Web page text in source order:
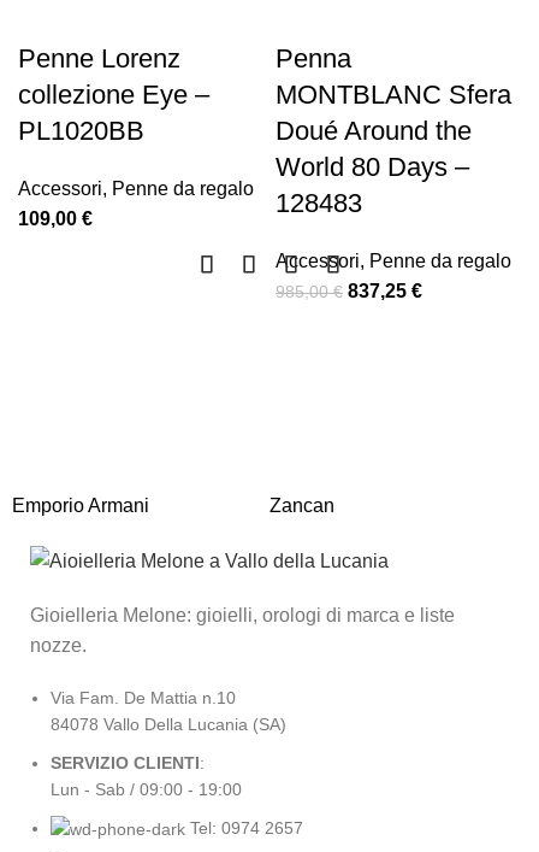
Penne Lorenz
collezione Eye –
PL1020BB
Accessori, Penne da regalo
109,00 €
Penna
MONTBLANC Sfera
Doué Around the
World 80 Days –
128483
Accessori, Penne da regalo
985,00€ 837,25 €
Emporio Armani Zancan
Gioielleria Melone: gioielli, orologi di marca e liste
nozze.
Via Fam. De Mattia n.10
84078 Vallo Della Lucania (SA)
SERVIZIO CLIENTI:
Lun - Sab / 09:00 - 19:00
Tel: 0974 2657